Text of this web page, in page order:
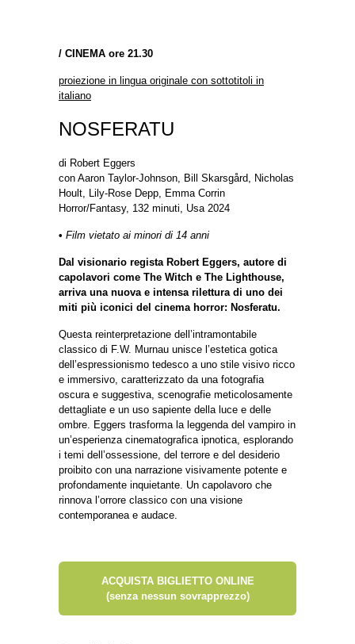
/ CINEMA ore 21.30
proiezione in lingua originale con sottotitoli in
italiano
NOSFERATU
di Robert Eggers
con Aaron Taylor-Johnson, Bill Skarsgård, Nicholas
Hoult, Lily-Rose Depp, Emma Corrin
Horror/Fantasy, 132 minuti, Usa 2024
• Film vietato ai minori di 14 anni
Dal visionario regista Robert Eggers, autore di
capolavori come The Witch e The Lighthouse,
arriva una nuova e intensa rilettura di uno dei
miti più iconici del cinema horror: Nosferatu.
Questa reinterpretazione dell’intramontabile
classico di F.W. Murnau unisce l’estetica gotica
dell’espressionismo tedesco a uno stile visivo ricco
e immersivo, caratterizzato da una fotografia
oscura e suggestiva, scenografie meticolosamente
dettagliate e un uso sapiente della luce e delle
ombre. Eggers trasforma la leggenda del vampiro in
un’esperienza cinematografica ipnotica, esplorando
i temi dell’ossessione, del terrore e del desiderio
proibito con una narrazione visivamente potente e
profondamente inquietante. Un capolavoro che
rinnova l’orrore classico con una visione
contemporanea e audace.
ACQUISTA BIGLIETTO ONLINE
(senza nessun sovrapprezzo)